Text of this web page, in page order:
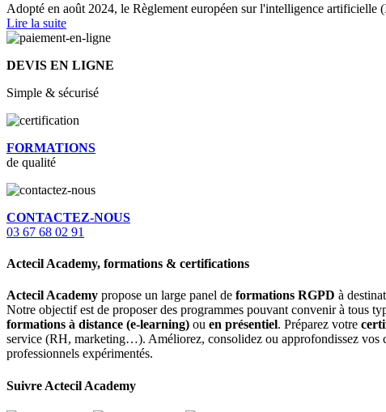
Adopté en août 2024, le Règlement européen sur l'intelligence
Lire la suite
DEVIS EN LIGNE
Simple & sécurisé
FORMATIONS
de qualité
CONTACTEZ-NOUS
03 67 68 02 91
Actecil Academy, formations & certifications
Actecil Academy propose un large panel de formations RGPD à
Notre objectif est de proposer des programmes pouvant convenir à tous
formations à distance (e-learning) ou en présentiel. Préparez votre
service (RH, marketing…). Améliorez, consolidez ou approfondissez vos
professionnels expérimentés.
Suivre Actecil Academy